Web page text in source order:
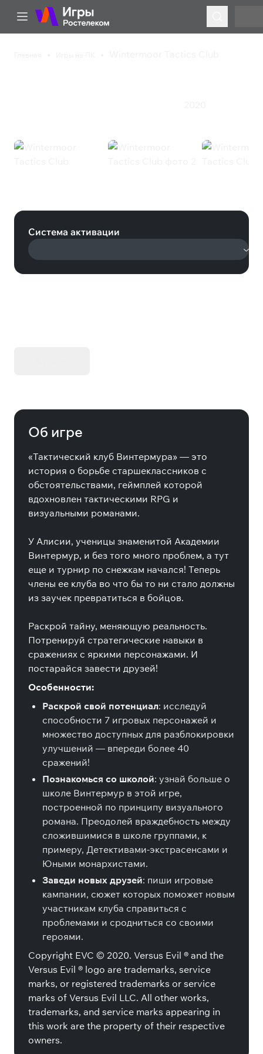
Система активации
Об игре
«Тактический клуб Винтермура» — это
история о борьбе старшеклассников с
обстоятельствами, геймплей которой
вдохновлен тактическими RPG и
визуальными романами.
У Алисии, ученицы знаменитой Академии
Винтермур, и без того много проблем, а тут
еще и турнир по снежкам начался! Теперь
члены ее клуба во что бы то ни стало должны
из заучек превратиться в бойцов.
Раскрой тайну, меняющую реальность.
Потренируй стратегические навыки в
сражениях с яркими персонажами. И
постарайся завести друзей!
Особенности:
Раскрой свой потенциал: исследуй
способности 7 игровых персонажей и
множество доступных для разблокировки
улучшений — впереди более 40
сражений!
Познакомься со школой: узнай больше о
школе Винтермур в этой игре,
построенной по принципу визуального
романа. Преодолей враждебность между
сложившимися в школе группами, к
примеру, Детективами-экстрасенсами и
Юными монархистами.
Заведи новых друзей: пиши игровые
кампании, сюжет которых поможет новым
участникам клуба справиться с
проблемами и сродниться со своими
героями.
Copyright EVC © 2020. Versus Evil ® and the
Versus Evil ® logo are trademarks, service
marks, or registered trademarks or service
marks of Versus Evil LLC. All other works,
trademarks, and service marks appearing in
this work are the property of their respective
owners.